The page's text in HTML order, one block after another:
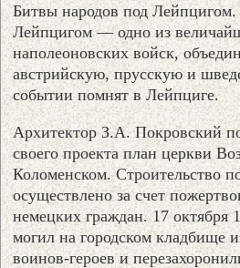
Битвы народов под Лейпцигом.
Лейпцигом — одно из
наполеоновских войск,
австрийскую, прусскую и
событии помнят в Лейпциге.
Архитектор З.А. Покровский
своего проекта план церкви
Коломенском. Строительство
осуществлено за счет
немецких граждан. 17 октября
могил на городском кладбище
воинов-героев и